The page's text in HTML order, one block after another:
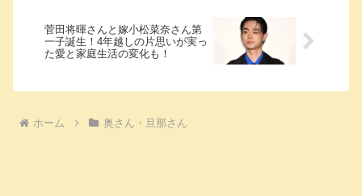
菅田将暉さんと嫁小松菜奈さん第
一子誕生！4年越しの片思いが実っ
た愛と家庭生活の変化も！
ホーム 奥さん・旦那さん